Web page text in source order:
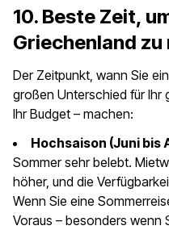
10. Beste Zeit,
Griechenland zu
Der Zeitpunkt, wann Sie
großen Unterschied für Ihr
Ihr Budget – machen:
Hochsaison (Juni bis
Sommer sehr belebt.
höher, und die
Wenn Sie eine
Voraus – besonders wenn